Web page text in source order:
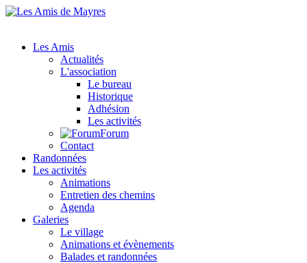
Les Amis
Actualités
L'association
Le bureau
Historique
Adhésion
Les activités
Forum
Contact
Randonnées
Les activités
Animations
Entretien des chemins
Agenda
Galeries
Le village
Animations et évènements
Balades et randonnées